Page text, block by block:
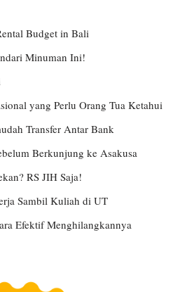
Budget in Bali
Minuman Ini!
yang Perlu Orang Tua Ketahui
Transfer Antar Bank
Berkunjung ke Asakusa
RS JIH Saja!
Sambil Kuliah di UT
Efektif Menghilangkannya